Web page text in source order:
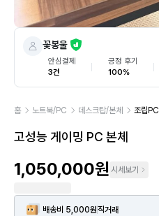
꽃봉울
안심결제
3건
긍정 후기
100%
홈 노트북/PC 데스크탑/본체 조립PC
고성능 게이밍 PC 본체
1,050,000원 시세보기
배송비 5,000원직거래